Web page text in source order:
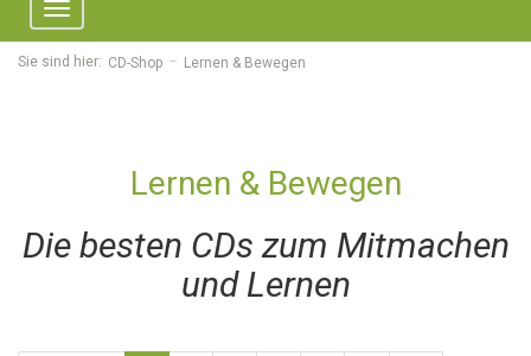
Toggle
navigation
Sie sind hier: CD-Shop Lernen & Bewegen
Lernen & Bewegen
Die besten CDs zum Mitmachen
und Lernen